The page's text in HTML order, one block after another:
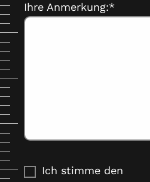
Ihre Anmerkung:*
Ich stimme den